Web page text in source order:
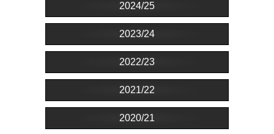
2024/25
2023/24
2022/23
2021/22
2020/21